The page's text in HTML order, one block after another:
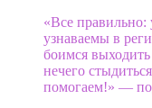
«Все
узнаваемы в
боимся
нечего
помогаем!» —